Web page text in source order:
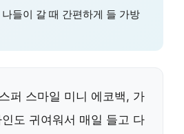
들이 갈 때 간편하게 들 가방
퍼 스마일 미니 에코백, 가
도 귀여워서 매일 들고 다